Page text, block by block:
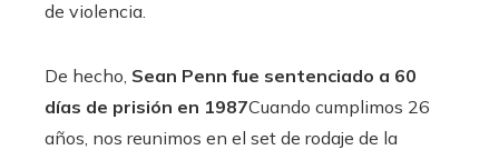
de violencia.
De hecho, Sean Penn fue sentenciado a 60
días de prisión en 1987Cuando cumplimos 26
años, nos reunimos en el set de rodaje de la